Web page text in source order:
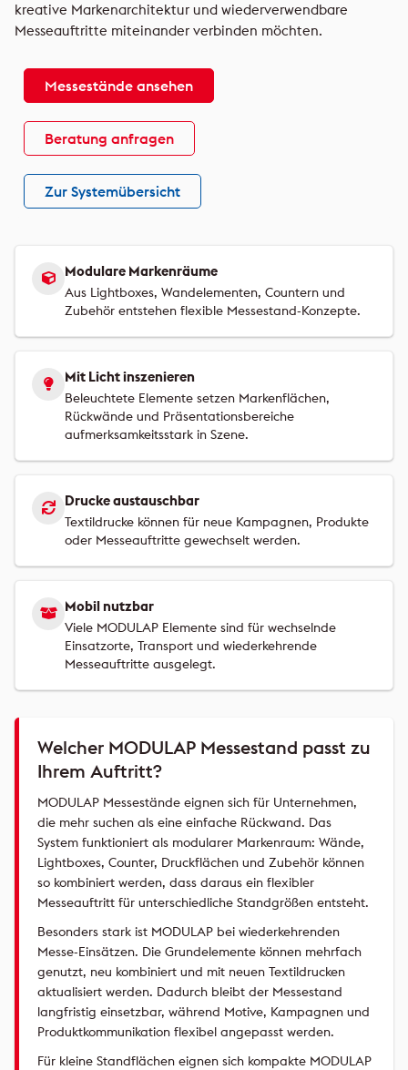
kreative Markenarchitektur und wiederverwendbare
Messeauftritte miteinander verbinden möchten.
Messestände ansehen
Beratung anfragen
Zur Systemübersicht
Modulare Markenräume
Aus Lightboxes, Wandelementen, Countern und
Zubehör entstehen flexible Messestand-Konzepte.
Mit Licht inszenieren
Beleuchtete Elemente setzen Markenflächen,
Rückwände und Präsentationsbereiche
aufmerksamkeitsstark in Szene.
Drucke austauschbar
Textildrucke können für neue Kampagnen, Produkte
oder Messeauftritte gewechselt werden.
Mobil nutzbar
Viele MODULAP Elemente sind für wechselnde
Einsatzorte, Transport und wiederkehrende
Messeauftritte ausgelegt.
Welcher MODULAP Messestand passt zu
Ihrem Auftritt?
MODULAP Messestände eignen sich für Unternehmen,
die mehr suchen als eine einfache Rückwand. Das
System funktioniert als modularer Markenraum: Wände,
Lightboxes, Counter, Druckflächen und Zubehör können
so kombiniert werden, dass daraus ein flexibler
Messeauftritt für unterschiedliche Standgrößen entsteht.
Besonders stark ist MODULAP bei wiederkehrenden
Messe-Einsätzen. Die Grundelemente können mehrfach
genutzt, neu kombiniert und mit neuen Textildrucken
aktualisiert werden. Dadurch bleibt der Messestand
langfristig einsetzbar, während Motive, Kampagnen und
Produktkommunikation flexibel angepasst werden.
Für kleine Standflächen eignen sich kompakte MODULAP